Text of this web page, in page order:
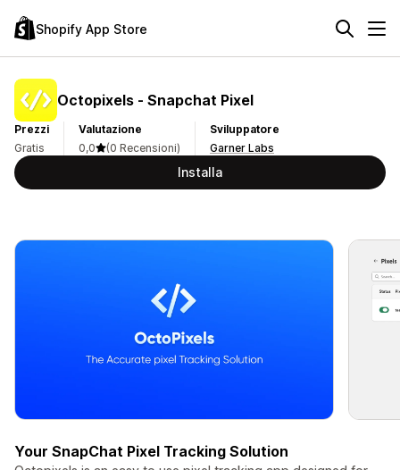
Shopify App Store
Octopixels ‑ Snapchat Pixel
Prezzi
Gratis
Valutazione
0,0
(0 Recensioni)
Sviluppatore
Garner Labs
Installa
Your SnapChat Pixel Tracking Solution